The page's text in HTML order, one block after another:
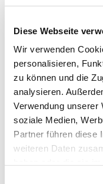
Diese Webseite
Wir verwenden
personalisieren,
zu können und die
analysieren.
Verwendung unserer
soziale Medien,
Partner führen diese
weiteren Daten